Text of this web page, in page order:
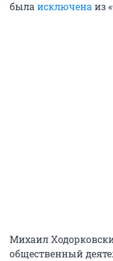
была исключена из
Михаил
общественный